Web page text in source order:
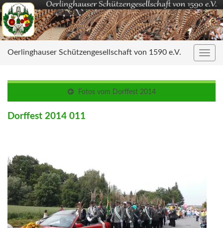
Oerlinghauser Schützengesellschaft von 1590 e.V.
Fotos vom Dorffest 2014
Dorffest 2014 011